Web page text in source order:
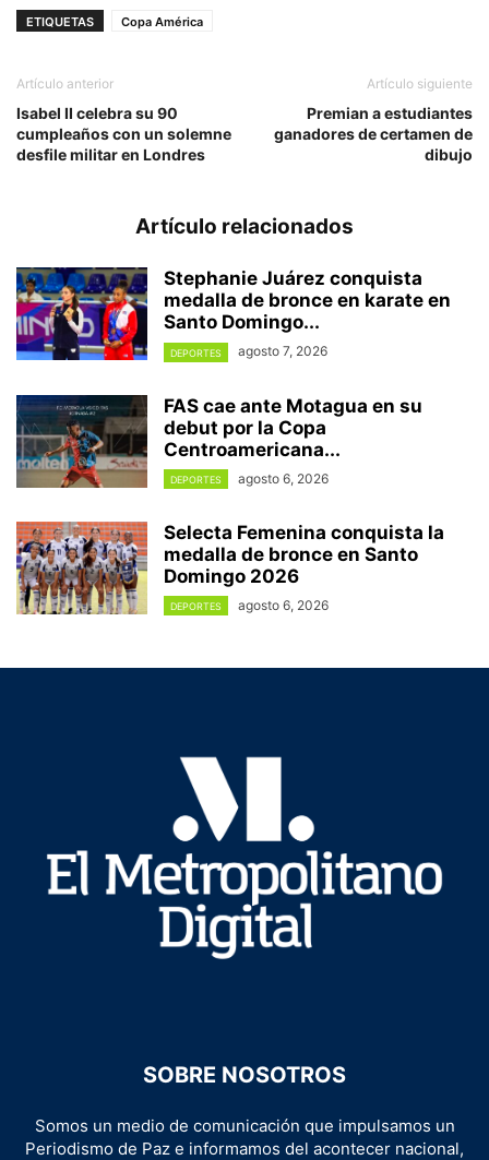
ETIQUETAS Copa América
Artículo anterior
Isabel II celebra su 90
cumpleaños con un solemne
desfile militar en Londres
Artículo siguiente
Premian a estudiantes
ganadores de certamen de
dibujo
Artículo relacionados
Stephanie Juárez conquista
medalla de bronce en karate en
Santo Domingo...
DEPORTES agosto 7, 2026
FAS cae ante Motagua en su
debut por la Copa
Centroamericana...
DEPORTES agosto 6, 2026
Selecta Femenina conquista la
medalla de bronce en Santo
Domingo 2026
DEPORTES agosto 6, 2026
SOBRE NOSOTROS
Somos un medio de comunicación que impulsamos un
Periodismo de Paz e informamos del acontecer nacional,